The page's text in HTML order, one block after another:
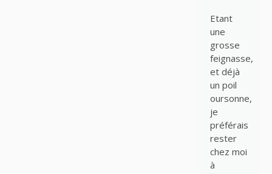
Etant
une
grosse
feignasse,
et déjà
un poil
oursonne,
je
préférais
rester
chez moi
à